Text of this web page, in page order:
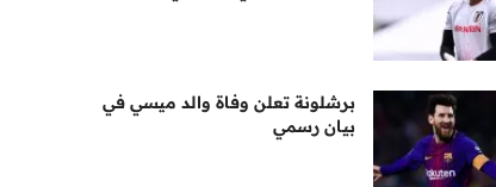
برشلونة تعلن وفاة والد ميسي في
بيان رسمي